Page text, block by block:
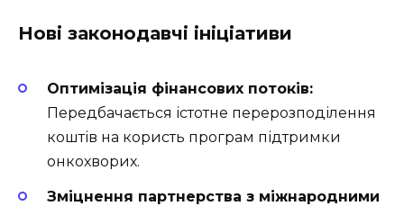
Нові законодавчі ініціативи
Оптимізація фінансових потоків:
Передбачається істотне перерозподілення
коштів на користь програм підтримки
онкохворих.
Зміцнення партнерства з міжнародними